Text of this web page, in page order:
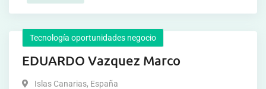
Tecnología oportunidades negocio
EDUARDO Vazquez Marco
Islas Canarias, España